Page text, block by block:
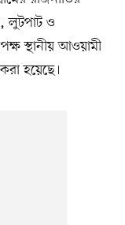
লুটপাট ও
স্থানীয় আওয়ামী
হয়েছে।